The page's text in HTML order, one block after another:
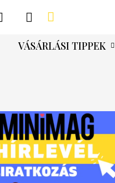
VÁSÁRLÁSI TIPPEK